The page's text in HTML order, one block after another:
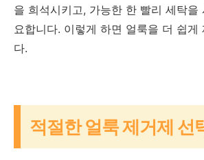
을 희석시키고, 가능한 한 빨리 세탁을
요합니다. 이렇게 하면 얼룩을 더 쉽게
다.
적절한 얼룩 제거제 선